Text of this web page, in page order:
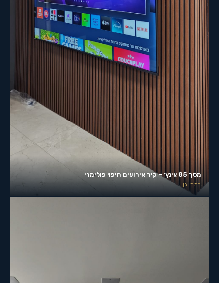
מסך 85 אינץ׳ – קיר אירועים חיפוי פולימרי
רמת גן